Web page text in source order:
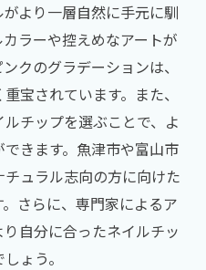
気の簡単ネイルチップ
すすめのネイルチップ
単ネイルチップの選び
手に入る便利なネイル
イルチップのコツ
しゃれなネイルチップ
より一層自然に手元に馴
ラーや控えめなアートが
クのグラデーションは、
宝されています。また、
チップを選ぶことで、よ
きます。魚津市や富山市
ュラル志向の方に向けた
さらに、専門家によるア
自分に合ったネイルチッ
ょう。